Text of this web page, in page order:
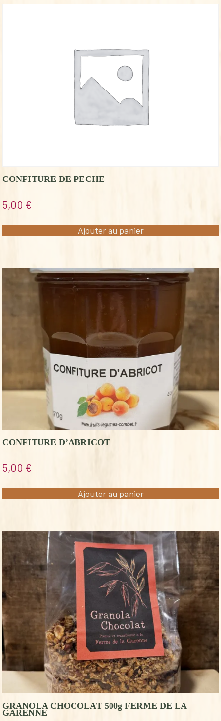
CONFITURE DE PECHE
5,00 €
Ajouter au panier
CONFITURE D’ABRICOT
5,00 €
Ajouter au panier
GRANOLA CHOCOLAT 500g FERME DE LA
GARENNE